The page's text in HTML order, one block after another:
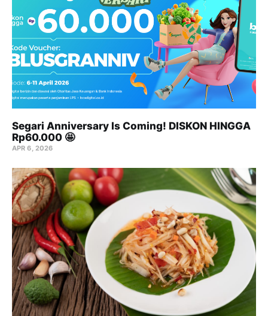
Segari Anniversary Is Coming! DISKON HINGGA
Rp60.000 🤩
APR 6, 2026